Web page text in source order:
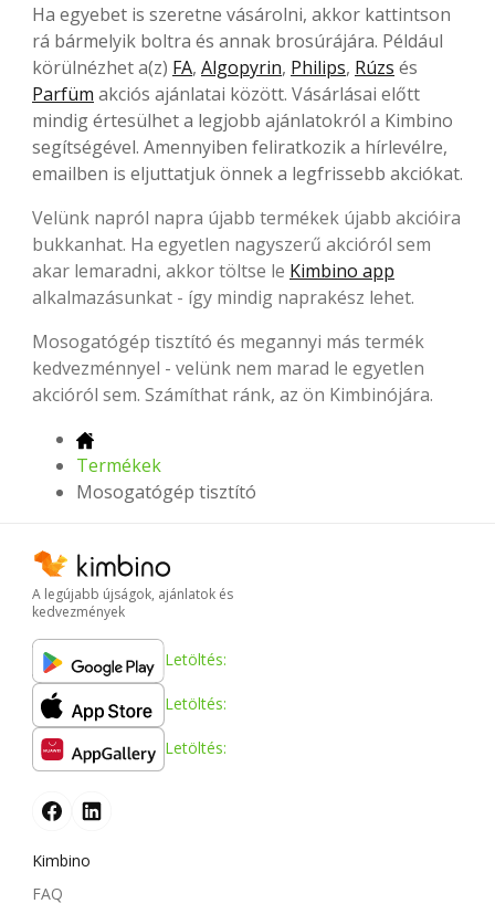
Ha egyebet is szeretne vásárolni, akkor kattintson
rá bármelyik boltra és annak brosúrájára. Például
körülnézhet a(z) FA, Algopyrin, Philips, Rúzs és
Parfüm akciós ajánlatai között. Vásárlásai előtt
mindig értesülhet a legjobb ajánlatokról a Kimbino
segítségével. Amennyiben feliratkozik a hírlevélre,
emailben is eljuttatjuk önnek a legfrissebb akciókat.
Velünk napról napra újabb termékek újabb akcióira
bukkanhat. Ha egyetlen nagyszerű akcióról sem
akar lemaradni, akkor töltse le Kimbino app
alkalmazásunkat - így mindig naprakész lehet.
Mosogatógép tisztító és megannyi más termék
kedvezménnyel - velünk nem marad le egyetlen
akcióról sem. Számíthat ránk, az ön Kimbinójára.
Termékek
Mosogatógép tisztító
A legújabb újságok, ajánlatok és
kedvezmények
Letöltés:
Letöltés:
Letöltés:
Kimbino
FAQ